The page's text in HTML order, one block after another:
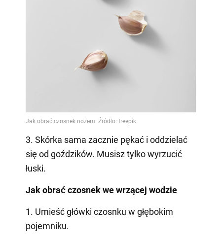
3. Skórka sama zacznie pękać i oddzielać
się od goździków. Musisz tylko wyrzucić
łuski.
Jak obrać czosnek we wrzącej wodzie
1. Umieść główki czosnku w głębokim
pojemniku.